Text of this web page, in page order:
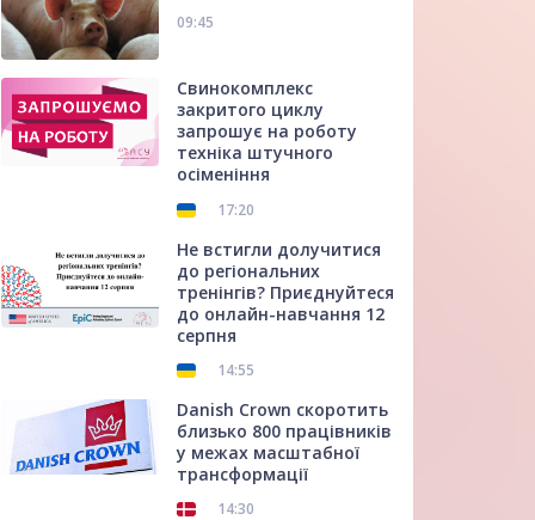
09:45
Свинокомплекс
закритого циклу
запрошує на роботу
техніка штучного
осіменіння
17:20
Не встигли долучитися
до регіональних
тренінгів? Приєднуйтеся
до онлайн-навчання 12
серпня
14:55
Danish Crown скоротить
близько 800 працівників
у межах масштабної
трансформації
14:30